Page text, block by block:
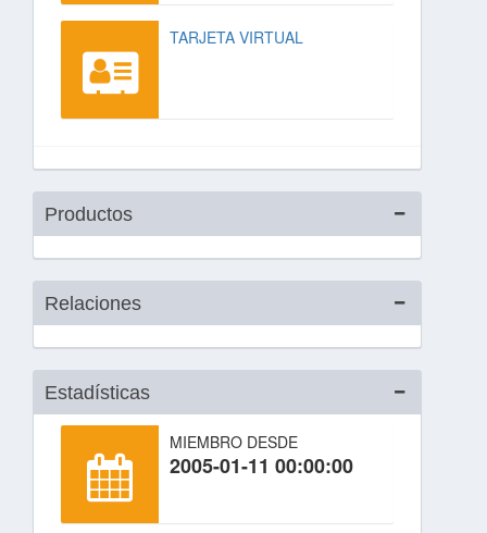
TARJETA VIRTUAL
Productos
Relaciones
Estadísticas
MIEMBRO DESDE
2005-01-11 00:00:00